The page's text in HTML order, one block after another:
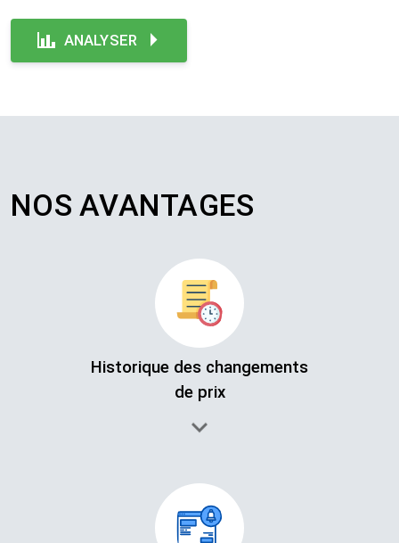
ANALYSER
NOS AVANTAGES​
Historique des changements
de prix​